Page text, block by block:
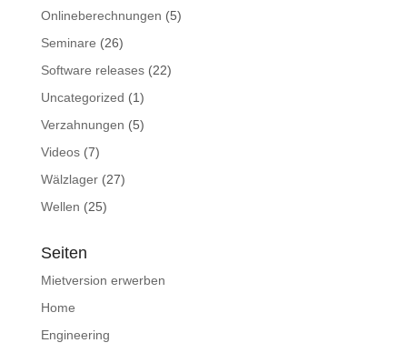
Onlineberechnungen (5)
Seminare (26)
Software releases(22)
Uncategorized (1)
Verzahnungen (5)
Videos(7)
Wälzlager(27)
Wellen (25)
Seiten
Mietversion erwerben
Home
Engineering